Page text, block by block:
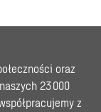
oraz
23 000
z